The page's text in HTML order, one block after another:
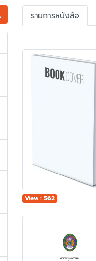
รายการหนังสือ
View : 562